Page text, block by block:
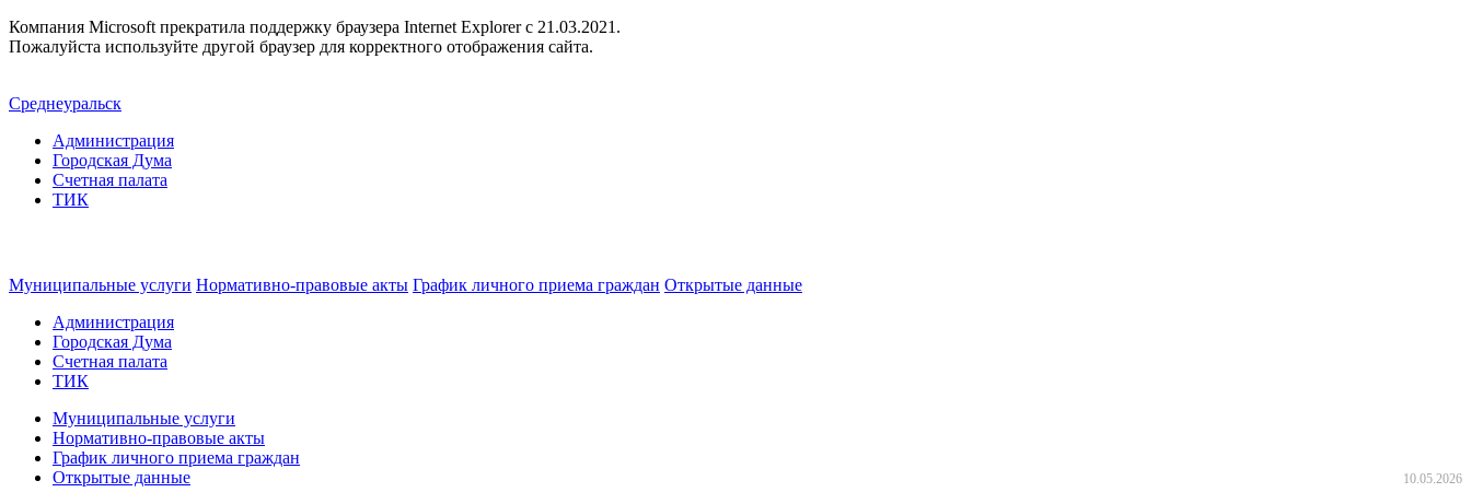
Компания Microsoft прекратила поддержку браузера Internet Explorer c 21.03.2021.
Пожалуйста используйте другой браузер для корректного отображения сайта.
Среднеуральск
Администрация
Городская Дума
Счетная палата
ТИК
Муниципальные услуги Нормативно-правовые акты График личного приема граждан Открытые данные
Администрация
Городская Дума
Счетная палата
ТИК
Муниципальные услуги
Нормативно-правовые акты
График личного приема граждан
Открытые данные
10.05.2026